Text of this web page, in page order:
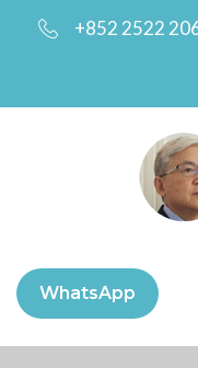
+852 2522
WhatsApp